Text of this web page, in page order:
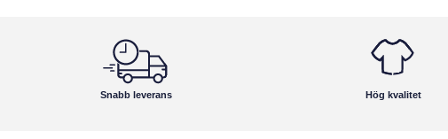
Snabb leverans Hög kvalitet